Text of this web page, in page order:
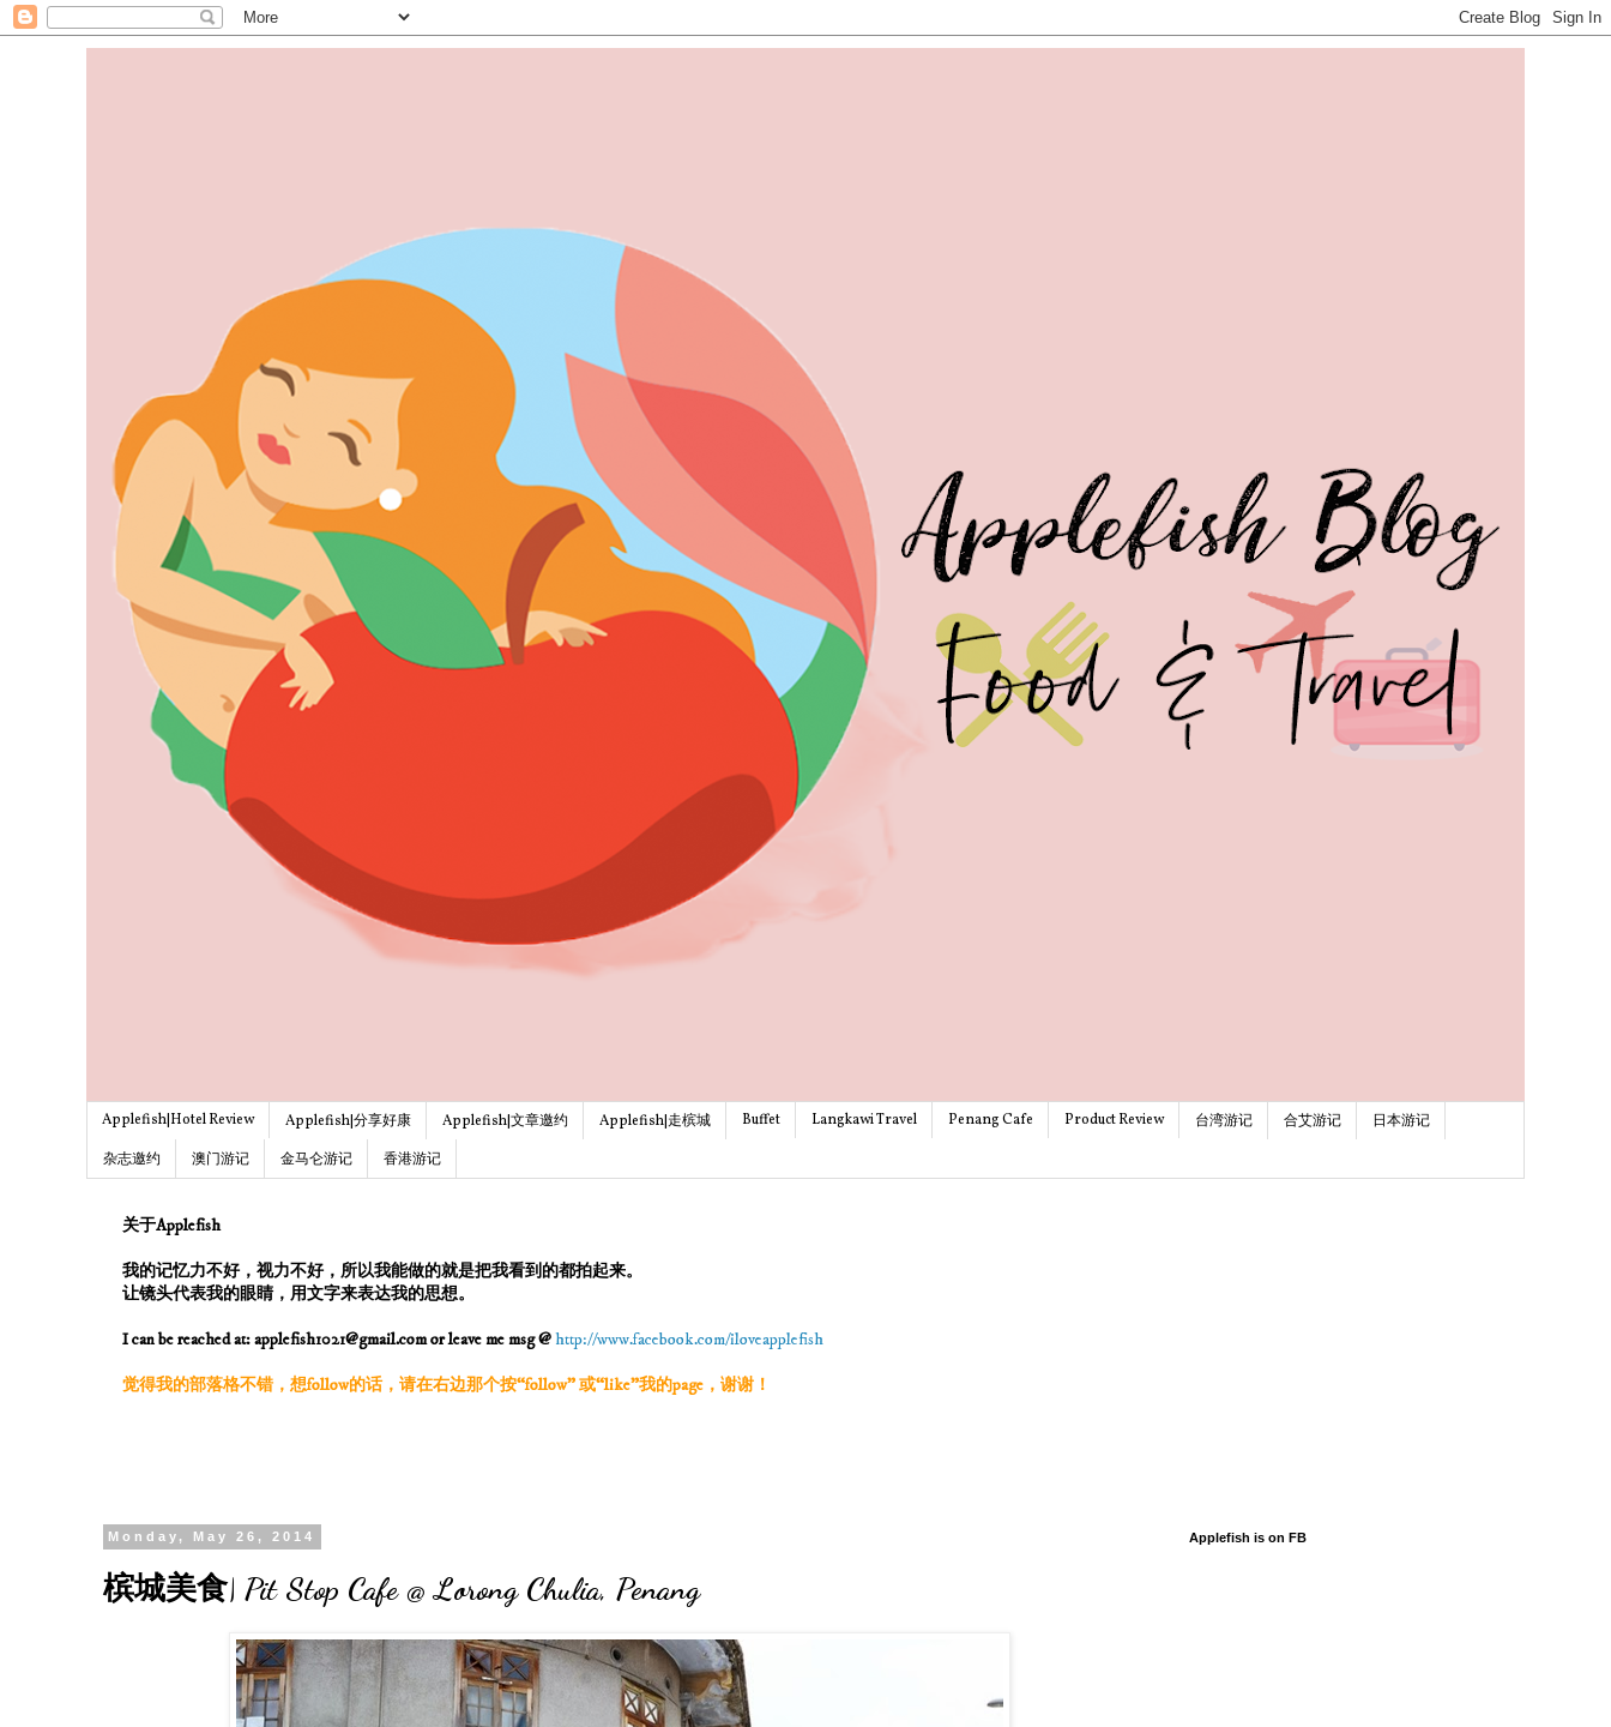
Applefish|Hotel Review Applefish|分享好康 Applefish|文章邀约 Applefish|走槟城 Buffet Langkawi Travel Penang Cafe Product Review 台湾游记 合艾游记
日本游记
杂志邀约
澳门游记 金马仑游记 香港游记
关于Applefish
我的记忆力不好，视力不好，所以我能做的就是把我看到的都拍起来。
让镜头代表我的眼睛，用文字来表达我的思想。
I can be reached at: applefish1021@gmail.com or leave me msg @http://www.facebook.com/iloveapplefish
觉得我的部落格不错，想follow的话，请在右边那个按“follow” 或“like”我的page，谢谢！
Monday, May 26, 2014
槟城美食| Pit Stop Cafe @ Lorong Chulia, Penang
Applefish is on FB